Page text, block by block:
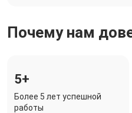
Почему нам
5+
Более 5 лет успешной
работы